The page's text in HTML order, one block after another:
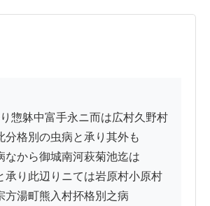
格別の虫病と承り其外も
から御城南河萩菊池迄は
り此辺りニては岩原村小原村
湯町熊入村抔格別之病